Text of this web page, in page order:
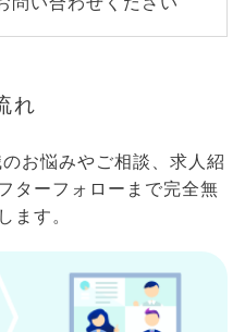
れ
お悩みやご相談、求人紹
ターフォローまで完全無
ます。